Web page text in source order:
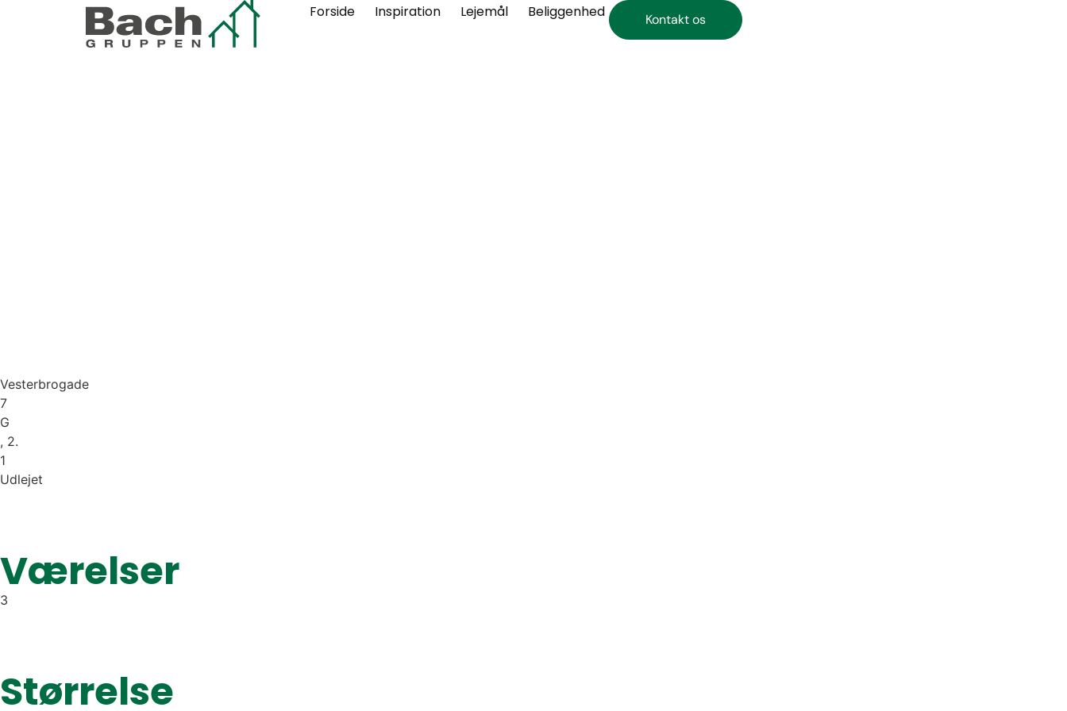
Forside Inspiration Lejemål Beliggenhed Kontakt os
Vesterbrogade
7
G
, 2.
1
Udlejet
Værelser
3
Størrelse